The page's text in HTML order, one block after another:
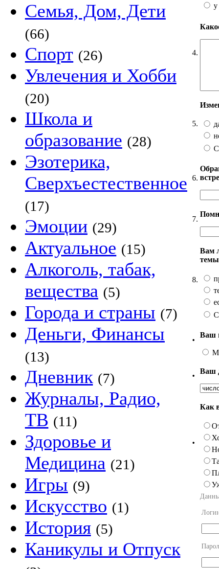
Семья, Дом, Дети
(66)
Спорт (26)
Увлечения и Хобби
(20)
Школа и
образование (28)
Эзотерика,
Сверхъестественное
(17)
Эмоции (29)
Актуальное (15)
Алкоголь, табак,
вещества (5)
Города и страны (7)
Деньги, Финансы
(13)
Дневник (7)
Журналы, Радио,
ТВ (11)
Здоровье и
Медицина (21)
Игры (9)
Искусство (1)
История (5)
Каникулы и Отпуск
у
4.
5.
6.
7.
8.
Вам
•
Ваш
•
Ваш
•
Как